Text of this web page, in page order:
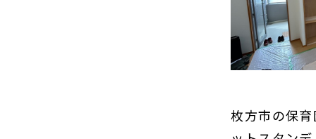
枚方市の保